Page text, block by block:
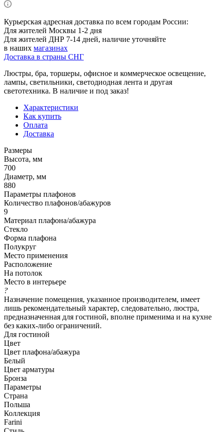
Курьерская адресная доставка по всем городам России:
Для жителей Москвы 1-2 дня
Для жителей ДНР 7-14 дней, наличие уточняйте
в наших магазинах
Доставка в страны СНГ
Люстры, бра, торшеры, офисное и коммерческое освещение,
лампы, светильники, светодиодная лента и другая
светотехника. В наличие и под заказ!
Характеристики
Как купить
Оплата
Доставка
Размеры
Высота, мм
700
Диаметр, мм
880
Параметры плафонов
Количество плафонов/абажуров
9
Материал плафона/абажура
Стекло
Форма плафона
Полукруг
Место применения
Расположение
На потолок
Место в интерьере
?
Назначение помещения, указанное производителем, имеет
лишь рекомендательный характер, следовательно, люстра,
предназначенная для гостиной, вполне применима и на кухне
без каких-либо ограничений.
Для гостиной
Цвет
Цвет плафона/абажура
Белый
Цвет арматуры
Бронза
Параметры
Страна
Польша
Коллекция
Farini